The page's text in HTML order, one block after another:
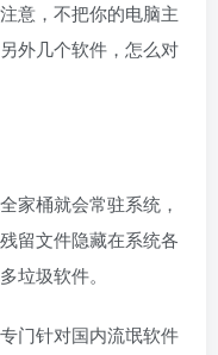
意，不把你的电脑主
外几个软件，怎么对
家桶就会常驻系统，
留文件隐藏在系统各
垃圾软件。
门针对国内流氓软件